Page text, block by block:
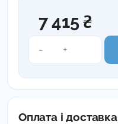
7 415 ₴
-
Кусачки
1111
кількість
+
Оплата і доставка